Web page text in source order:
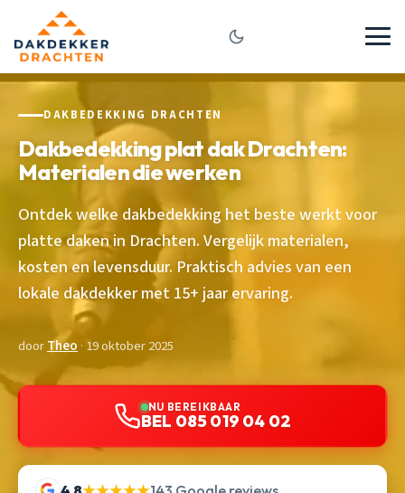
DAKBEDEKKING DRACHTEN
Dakbedekking plat dak Drachten:
Materialen die werken
Ontdek welke dakbedekking het beste werkt voor
platte daken in Drachten. Vergelijk materialen,
kosten en levensduur. Praktisch advies van een
lokale dakdekker met 15+ jaar ervaring.
doorTheo · 19 oktober 2025
NU BEREIKBAAR
BEL 085 019 04 02